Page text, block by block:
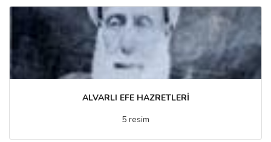
ALVARLI EFE HAZRETLERİ
5 resim